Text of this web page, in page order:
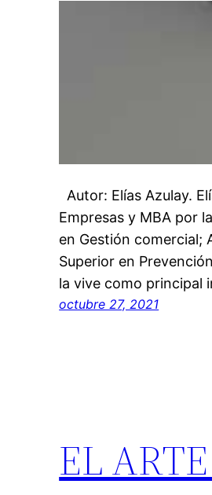
Autor: Elías Azulay.
Empresas y MBA por
en Gestión comercial;
Superior en
la vive como principal
octubre 27, 2021
EL